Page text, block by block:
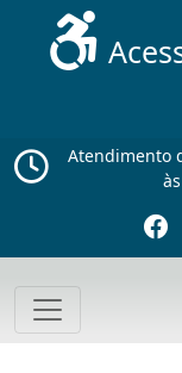
Atendimento